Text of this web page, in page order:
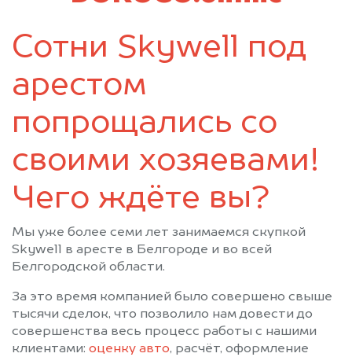
Сотни Skywell под
арестом
попрощались со
своими хозяевами!
Чего ждёте вы?
Мы уже более семи лет занимаемся скупкой
Skywell в аресте в Белгороде и во всей
Белгородской области.
За это время компанией было совершено свыше
тысячи сделок, что позволило нам довести до
совершенства весь процесс работы с нашими
клиентами: оценку авто, расчёт, оформление